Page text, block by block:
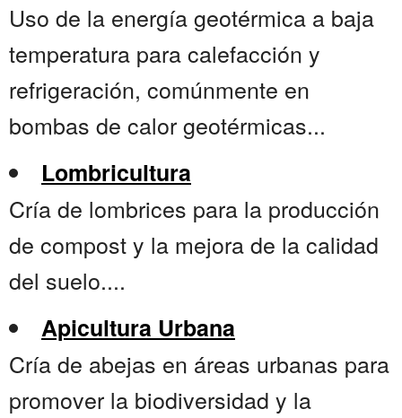
Uso de la energía geotérmica a baja
temperatura para calefacción y
refrigeración, comúnmente en
bombas de calor geotérmicas...
Lombricultura
Cría de lombrices para la producción
de compost y la mejora de la calidad
del suelo....
Apicultura Urbana
Cría de abejas en áreas urbanas para
promover la biodiversidad y la